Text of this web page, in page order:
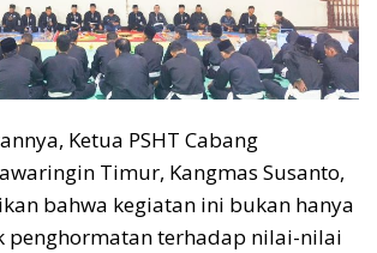
Ketua PSHT Cabang
Timur, Kangmas Susanto,
bahwa kegiatan ini bukan hanya
penghormatan terhadap nilai-nilai